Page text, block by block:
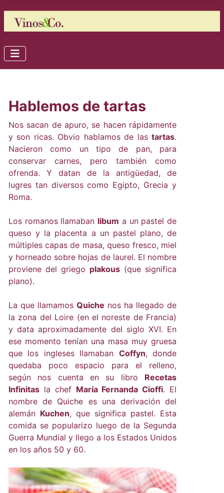
Hablemos de tartas
Nos sacan de apuro, se hacen rápidamente
y son ricas. Obvio hablamos de las tartas.
Nacieron como un tipo de pan, para
conservar carnes, pero también como
ofrenda. Y datan de la antigüedad, de
lugres tan diversos como Egipto, Grecia y
Roma.
Los romanos llamaban libum a un pastel de
queso y la placenta a un pastel plano, de
múltiples capas de masa, queso fresco, miel
y horneado sobre hojas de laurel. El nombre
proviene del griego plakous (que significa
plano).
La que llamamos Quiche nos ha llegado de
la zona del Loire (en el noreste de Francia)
y data aproximadamente del siglo XVI. En
ese momento tenían una masa muy gruesa
que los ingleses llamaban Coffyn, donde
quedaba poco espacio para el relleno,
según nos cuenta en su libro Recetas
Infinitas la chef María Fernanda Cioffi. El
nombre de Quiche es una derivación del
alemán Kuchen, que significa pastel. Esta
comida se popularizo luego de la Segunda
Guerra Mundial y llego a los Estados Unidos
en los años 50 y 60.